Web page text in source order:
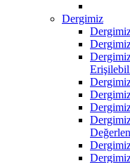
Dergimiz
Dergimiz